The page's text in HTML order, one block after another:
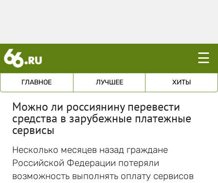
☰
ГЛАВНОЕ ЛУЧШЕЕ ХИТЫ
Можно ли россиянину перевести
средства в зарубежные платежные
сервисы
Несколько месяцев назад граждане
Российской Федерации потеряли
возможность выполнять оплату сервисов